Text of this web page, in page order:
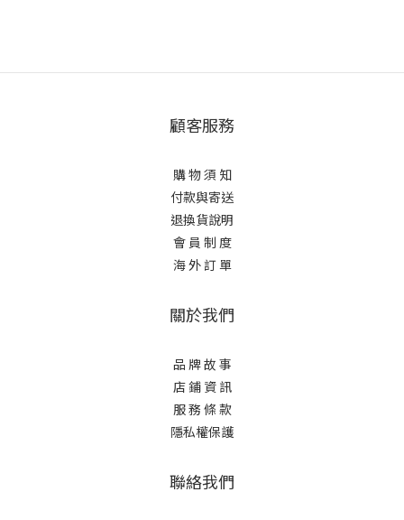
顧客服務
購 物 須 知
付款與寄送
退換貨說明
會 員 制 度
海 外 訂 單
關於我們
品 牌 故 事
店 鋪 資 訊
服 務 條 款
隱私權保護
聯絡我們